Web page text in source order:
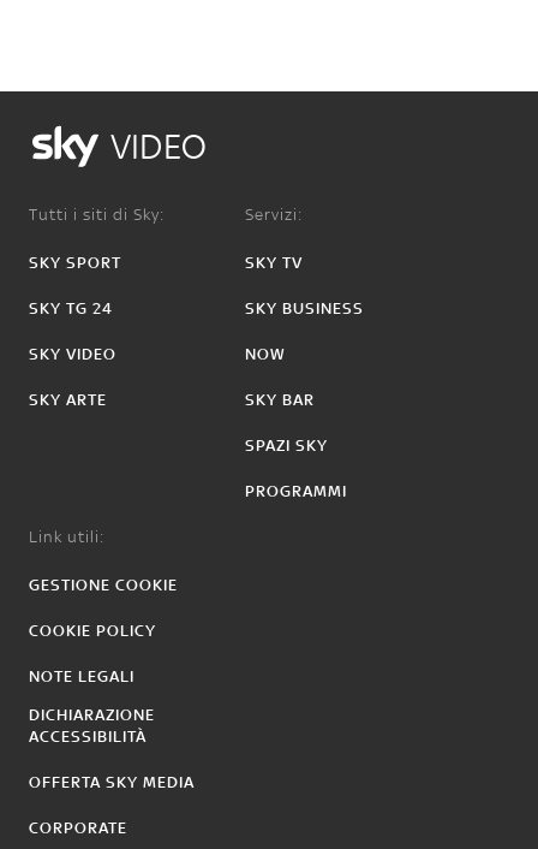
VIDEO
Tutti i siti di Sky:
SKY SPORT
SKY TG 24
SKY VIDEO
SKY ARTE
Servizi:
SKY TV
SKY BUSINESS
NOW
SKY BAR
SPAZI SKY
PROGRAMMI
Link utili:
GESTIONE COOKIE
COOKIE POLICY
NOTE LEGALI
DICHIARAZIONE
ACCESSIBILITÀ
OFFERTA SKY MEDIA
CORPORATE